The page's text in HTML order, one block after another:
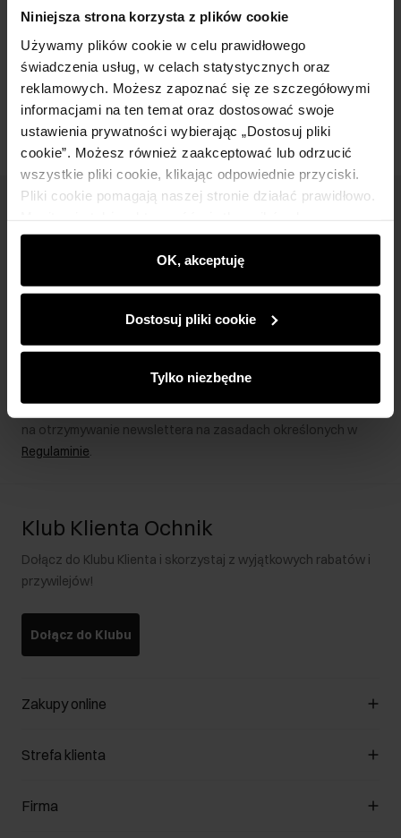
Niniejsza strona korzysta z plików cookie
Używamy plików cookie w celu prawidłowego
świadczenia usług, w celach statystycznych oraz
reklamowych. Możesz zapoznać się ze szczegółowymi
informacjami na ten temat oraz dostosować swoje
ustawienia prywatności wybierając „Dostosuj pliki
cookie”. Możesz również zaakceptować lub odrzucić
wszystkie pliki cookie, klikając odpowiednie przyciski.
Pliki cookie pomagają naszej stronie działać prawidłowo.
wyświetlać im dopasowane do ich preferencji treści,
rekomendacje oraz komunikaty reklamowe informujące o
najnowszych promocjach w e-sklepie. Informacje o tym,
partnerom społecznościowym, reklamowym i
analitycznym. Partnerzy mogą połączyć te informacje z
podczas korzystania z ich usług.
OK, akceptuję
Dostosuj pliki cookie
Tylko niezbędne
Skład
Opinie
Wprowadzając i zatwierdzając swoje dane wyrażasz zgodę
na otrzymywanie newslettera na zasadach określonych w
Regulaminie.
Klub Klienta Ochnik
Dołącz do Klubu Klienta i skorzystaj z wyjątkowych rabatów i
przywilejów!
Dołącz do Klubu
Zakupy online
Zarządzaj cookies
Formy płatności
Strefa klienta
Klub Klienta
Firma